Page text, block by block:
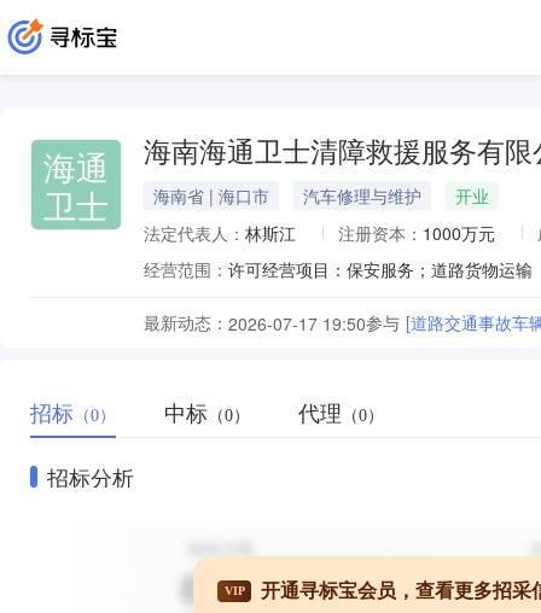
海通
卫士
海南海通卫士清障救援服务有限
海南省 | 海口市 汽车修理与维护
开业
法定代表人： 林斯江 注册资本： 1000万元
经营范围：
最新动态： 2026-07-17 19:50参与 [道路交通事故车
招标 （0） 中标 （0） 代理 （0）
招标分析
VIP 开通寻标宝会员，查看更多招采